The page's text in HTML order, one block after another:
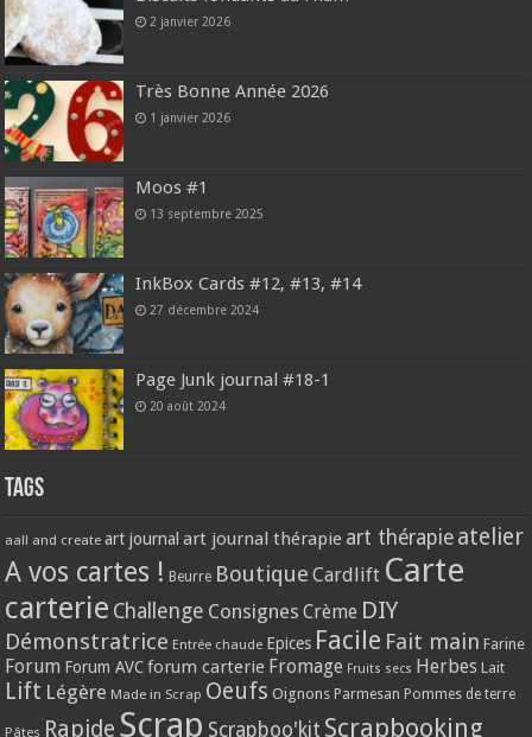
2 janvier 2026
Très Bonne Année 2026
1 janvier 2026
Moos #1
13 septembre 2025
InkBox Cards #12, #13, #14
27 décembre 2024
Page Junk journal #18-1
20 août 2024
Tags
aall and create art journal art journal thérapie art thérapie atelier
A vos cartes ! Beurre Boutique Cardlift Carte
carterie Challenge Consignes Crème DIY
Démonstratrice Entrée chaude Epices Facile Fait main Farine
Forum Forum AVC forum carterie Fromage Fruits secs Herbes Lait
Lift Légère Made in Scrap Oeufs Oignons Parmesan Pommes de terre
Pâtes Rapide Scrap Scrapboo'kit Scrapbooking